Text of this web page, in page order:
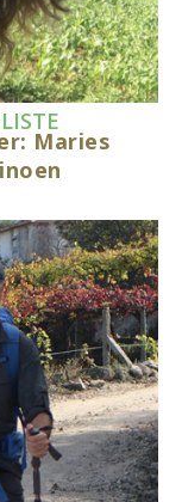
Maries